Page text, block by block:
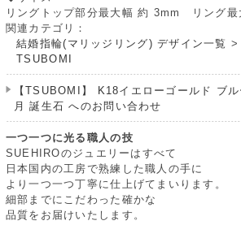
リングトップ部分最大幅 約 3mm リング
関連カテゴリ：
結婚指輪(マリッジリング) デザイン一覧 >
TSUBOMI
【TSUBOMI】 K18イエローゴールド ブ
月 誕生石 へのお問い合わせ
一つ一つに光る職人の技
SUEHIROのジュエリーはすべて
日本国内の工房で熟練した職人の手に
より一つ一つ丁寧に仕上げてまいります。
細部までにこだわった確かな
品質をお届けいたします。